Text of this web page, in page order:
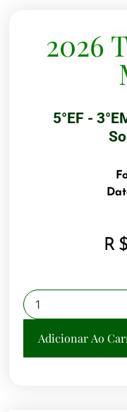
2026
5°EF -
R$
Adicionar Ao